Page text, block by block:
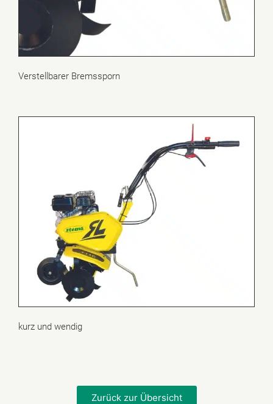
Verstellbarer Bremssporn
kurz und wendig
Zurück zur Übersicht